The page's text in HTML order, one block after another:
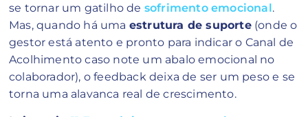
se tornar um gatilho de sofrimento emocional.
Mas, quando há uma estrutura de suporte(onde o
gestor está atento e pronto para indicar o Canal de
Acolhimento caso note um abalo emocional no
colaborador), o feedback deixa de ser um peso e se
torna uma alavanca real de crescimento.